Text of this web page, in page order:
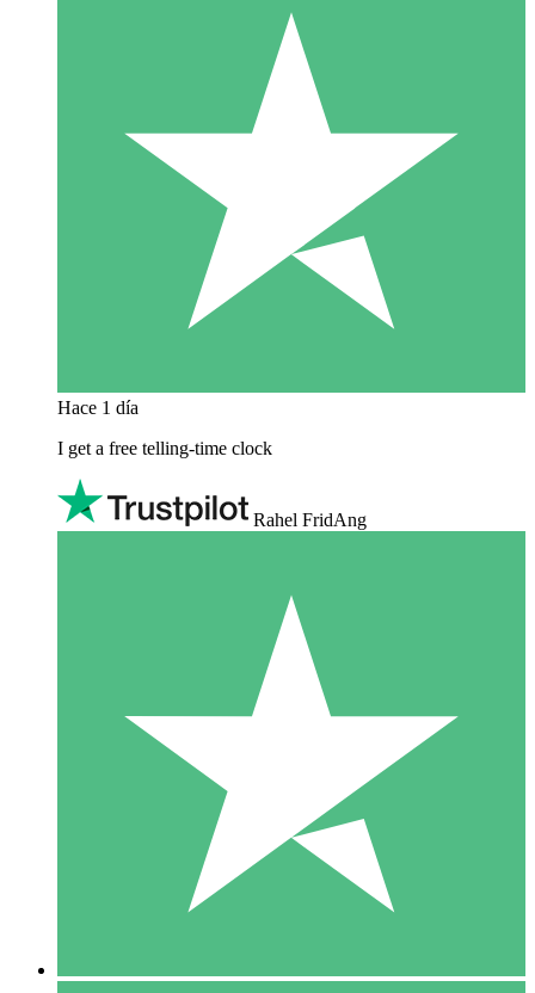
Hace 1 día
I get a free telling-time clock
Rahel FridAng